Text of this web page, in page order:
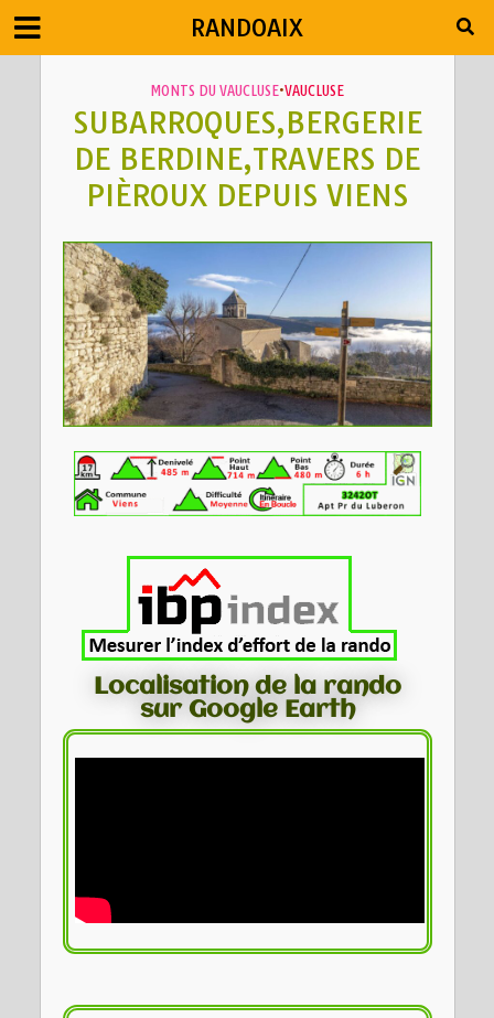
RANDOAIX
MONTS DU VAUCLUSE•VAUCLUSE
SUBARROQUES,BERGERIE
DE BERDINE,TRAVERS DE
PIÈROUX DEPUIS VIENS
Localisation de la rando
sur Google Earth